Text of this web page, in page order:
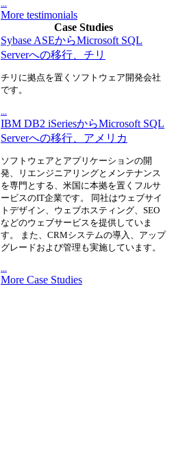
More testimonials
Case Studies
Sybase ASEからMicrosoft SQL
Serverへの移行、チリ
チリに拠点を置くソフトウェア開発会社
です。
IBM DB2 iSeriesからMicrosoft SQL
Serverへの移行、アメリカ
ソフトウェアとアプリケーションの開
発、リエンジニアリングとメンテナンス
を専門とする、米国に本拠を置くフルサ
ービスのIT企業です。 同社はウェブサイ
トデザイン、ウェブホスティング、SEO
などのウェブサービスを提供していま
す。 また、CRMシステムの導入、アップ
グレードおよび管理も実施しています。
...
More Case Studies